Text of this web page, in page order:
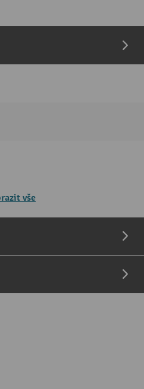
vše